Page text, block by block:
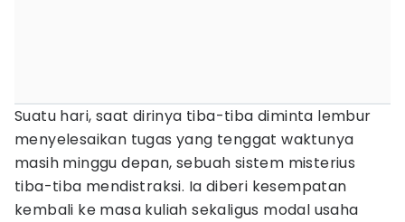
Suatu hari, saat dirinya tiba-tiba diminta lembur
menyelesaikan tugas yang tenggat waktunya
masih minggu depan, sebuah sistem misterius
tiba-tiba mendistraksi. Ia diberi kesempatan
kembali ke masa kuliah sekaligus modal usaha